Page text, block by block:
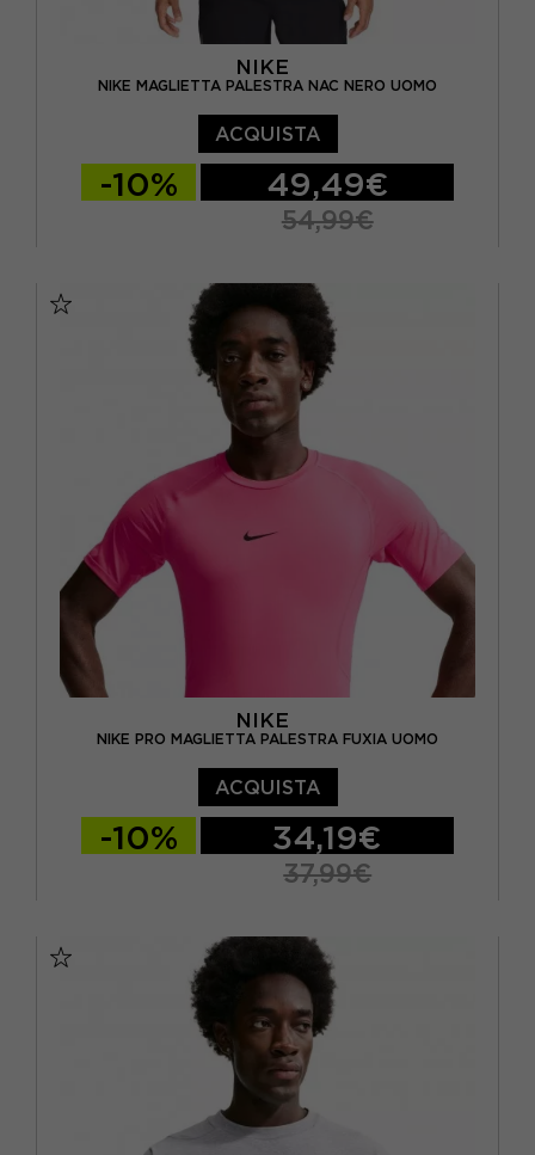
NIKE
NIKE MAGLIETTA PALESTRA NAC NERO UOMO
ACQUISTA
-10% 49,49€
54,99€
NIKE
NIKE PRO MAGLIETTA PALESTRA FUXIA UOMO
ACQUISTA
-10% 34,19€
37,99€